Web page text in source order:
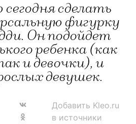
сделать
фигурку
Он подойдет
ребенка (как
и девочки), и
девушек.
Добавить Kleo.ru
в источники